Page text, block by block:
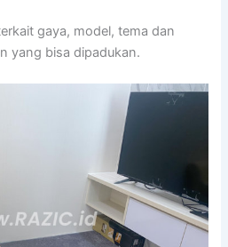
gaya, model, tema dan
yang bisa dipadukan.